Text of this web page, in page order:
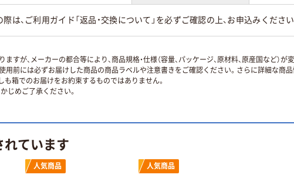
際は、ご利用ガイド「返品・交換について」を必ずご確認の上、お申込みください
が、メーカーの都合等により、商品規格・仕様（容量、パッケージ、原材料、原産国など）
前には必ずお届けした商品の商品ラベルや注意書きをご確認ください。さらに詳細な商
も箱でのお届けをお約束するものではありません。
じめご了承ください。
ています
人気商品 人気商品